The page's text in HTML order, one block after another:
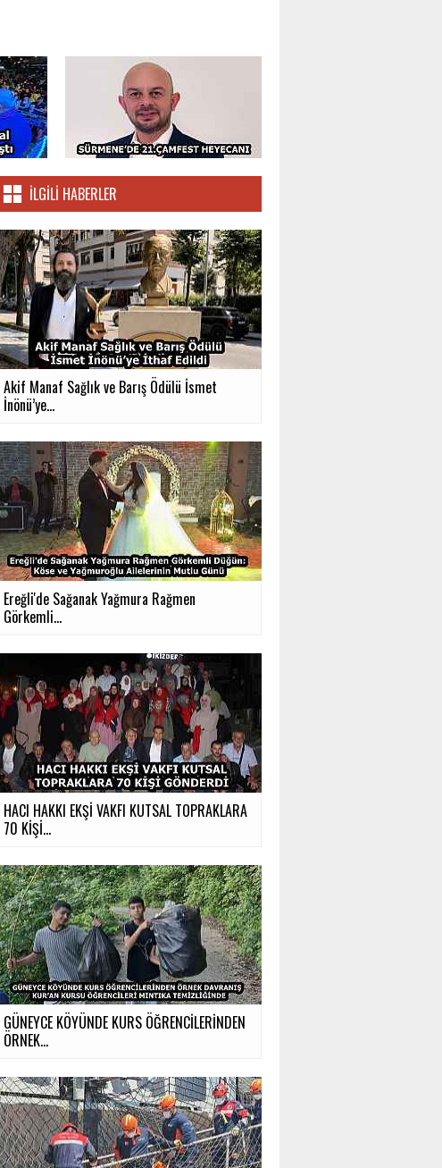
İLGILI HABERLER
Akif Manaf Sağlık ve Barış Ödülü İsmet
İnönü’ye...
Ereğli'de Sağanak Yağmura Rağmen
Görkemli...
HACI HAKKI EKŞİ VAKFI KUTSAL TOPRAKLARA
70 KİŞİ...
GÜNEYCE KÖYÜNDE KURS ÖĞRENCİLERİNDEN
ÖRNEK...